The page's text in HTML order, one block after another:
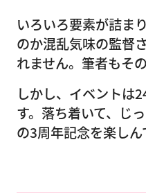
いろいろ要素が詰ま
のか混乱気味の監督
れません。筆者もそ
しかし、イベントは
す。落ち着いて、じ
の3周年記念を楽しん